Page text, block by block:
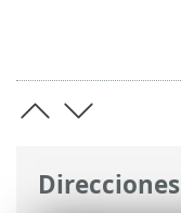
Direcciones